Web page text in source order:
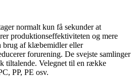
normalt kun få sekunder at
produktionseffektiviteten og mere
brug af klæbemidler eller
forurening. De svejste samlinger
tiltalende. Velegnet til en række
PP, PE osv.